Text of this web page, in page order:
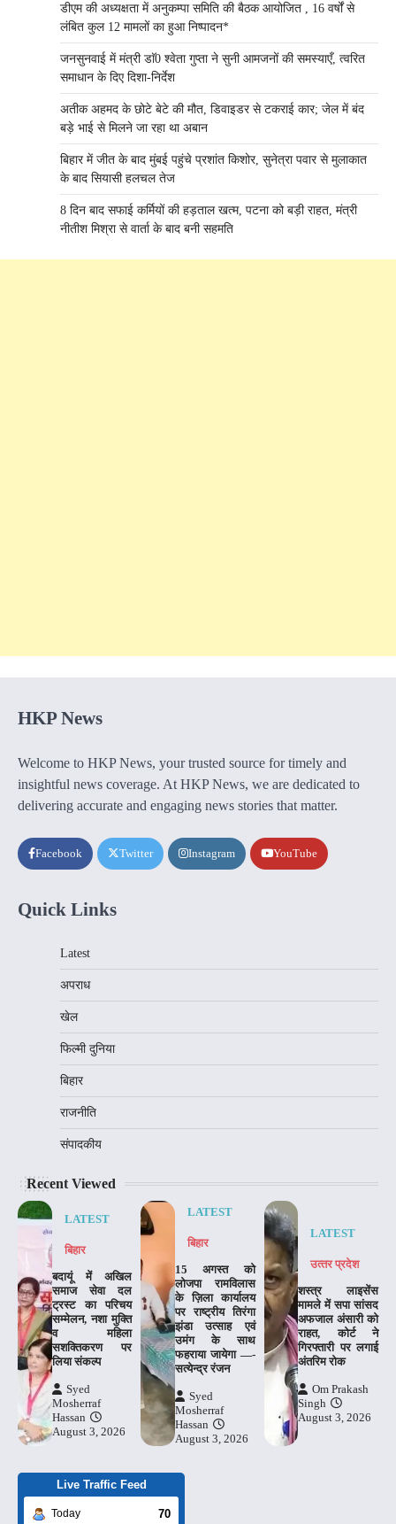
डीएम की अध्यक्षता में अनुकम्पा समिति की बैठक आयोजित , 16 वर्षों से
लंबित कुल 12 मामलों का हुआ निष्पादन*
जनसुनवाई में मंत्री डाॅ0 श्वेता गुप्ता ने सुनी आमजनों की समस्याएँ, त्वरित
समाधान के दिए दिशा-निर्देश
अतीक अहमद के छोटे बेटे की मौत, डिवाइडर से टकराई कार; जेल में बंद
बड़े भाई से मिलने जा रहा था अबान
बिहार में जीत के बाद मुंबई पहुंचे प्रशांत किशोर, सुनेत्रा पवार से मुलाकात
के बाद सियासी हलचल तेज
8 दिन बाद सफाई कर्मियों की हड़ताल खत्म, पटना को बड़ी राहत, मंत्री
नीतीश मिश्रा से वार्ता के बाद बनी सहमति
HKP News
Welcome to HKP News, your trusted source for timely and
insightful news coverage. At HKP News, we are dedicated to
delivering accurate and engaging news stories that matter.
Facebook Twitter Instagram YouTube
Quick Links
Latest
अपराध
खेल
फिल्मी दुनिया
बिहार
राजनीति
संपादकीय
Recent Viewed
LATEST
बिहार
बदायूं में अखिल
समाज सेवा दल
ट्रस्ट का परिचय
सम्मेलन, नशा मुक्ति
व महिला
सशक्तिकरण पर
लिया संकल्प
Syed
Mosherraf
Hassan
August 3, 2026
LATEST
बिहार
15 अगस्त को
लोजपा रामविलास
के ज़िला कार्यालय
पर राष्ट्रीय तिरंगा
झंडा उत्साह एवं
उमंग के साथ
फहराया जायेगा —-
सत्येन्द्र रंजन
Syed
Mosherraf
Hassan
August 3, 2026
LATEST
उत्‍तर प्रदेश
शस्त्र लाइसेंस
मामले में सपा सांसद
अफजाल अंसारी को
राहत, कोर्ट ने
गिरफ्तारी पर लगाई
अंतरिम रोक
Om Prakash
Singh
August 3, 2026
Live Traffic Feed
Today 70